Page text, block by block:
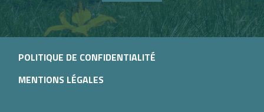
POLITIQUE DE CONFIDENTIALITÉ
MENTIONS LÉGALES